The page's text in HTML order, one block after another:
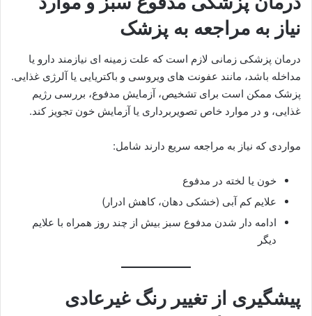
نیاز به مراجعه به پزشک
درمان پزشکی زمانی لازم است که علت زمینه ای نیازمند دارو یا
مداخله باشد، مانند عفونت های ویروسی و باکتریایی یا آلرژی غذایی.
پزشک ممکن است برای تشخیص، آزمایش مدفوع، بررسی رژیم
غذایی، و در موارد خاص تصویربرداری یا آزمایش خون تجویز کند.
مواردی که نیاز به مراجعه سریع دارند شامل:
خون یا لخته در مدفوع
علایم کم آبی (خشکی دهان، کاهش ادرار)
ادامه دار شدن مدفوع سبز بیش از چند روز همراه با علایم
دیگر
پیشگیری از تغییر رنگ غیرعادی